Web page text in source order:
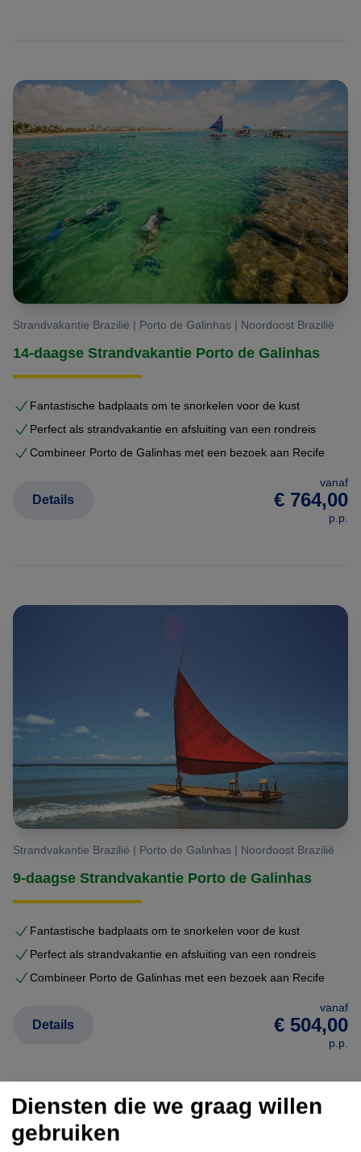
Strandvakantie Brazilië | Porto de Galinhas | Noordoost Brazilië
14-daagse Strandvakantie Porto de Galinhas
Fantastische badplaats om te snorkelen voor de kust
Perfect als strandvakantie en afsluiting van een rondreis
Combineer Porto de Galinhas met een bezoek aan Recife
vanaf
€ 764,00
p.p.
Details
Strandvakantie Brazilië | Porto de Galinhas | Noordoost Brazilië
9-daagse Strandvakantie Porto de Galinhas
Fantastische badplaats om te snorkelen voor de kust
Perfect als strandvakantie en afsluiting van een rondreis
Combineer Porto de Galinhas met een bezoek aan Recife
vanaf
€ 504,00
p.p.
Details
Diensten die we graag willen
gebruiken